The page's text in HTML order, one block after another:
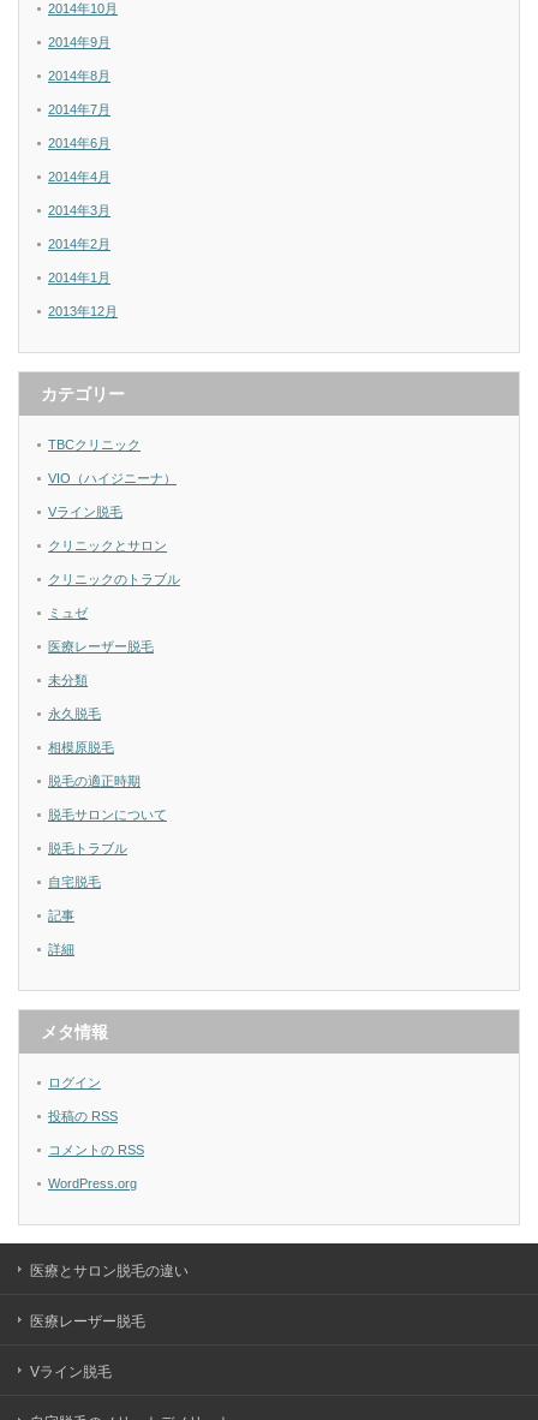
2014年10月
2014年9月
2014年8月
2014年7月
2014年6月
2014年4月
2014年3月
2014年2月
2014年1月
2013年12月
カテゴリー
TBCクリニック
VIO（ハイジニーナ）
Vライン脱毛
クリニックとサロン
クリニックのトラブル
ミュゼ
医療レーザー脱毛
未分類
永久脱毛
相模原脱毛
脱毛の適正時期
脱毛サロンについて
脱毛トラブル
自宅脱毛
記事
詳細
メタ情報
ログイン
投稿の RSS
コメントの RSS
WordPress.org
医療とサロン脱毛の違い
医療レーザー脱毛
Vライン脱毛